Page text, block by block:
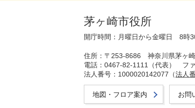
茅ヶ崎市役所
開庁時間：月曜日から金曜日 8時
住所：〒253-8686 神奈川県茅ヶ
電話：0467-82-1111（代表） フ
法人番号：1000020142077（法人
地図・フロア案内 お問